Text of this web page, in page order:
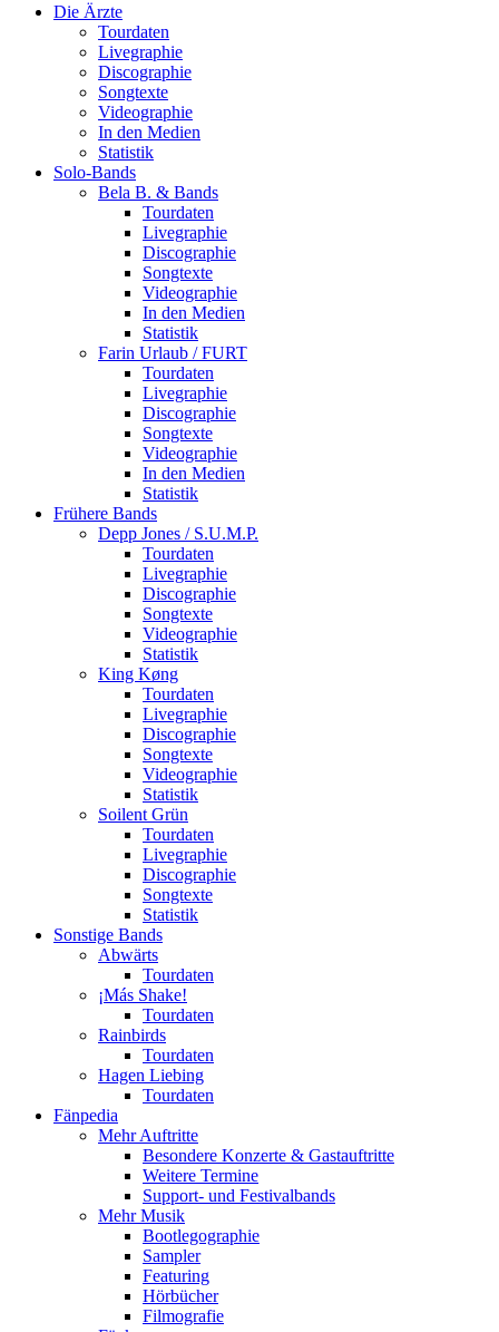
Die Ärzte
Tourdaten
Livegraphie
Discographie
Songtexte
Videographie
In den Medien
Statistik
Solo-Bands
Bela B. & Bands
Tourdaten
Livegraphie
Discographie
Songtexte
Videographie
In den Medien
Statistik
Farin Urlaub / FURT
Tourdaten
Livegraphie
Discographie
Songtexte
Videographie
In den Medien
Statistik
Frühere Bands
Depp Jones / S.U.M.P.
Tourdaten
Livegraphie
Discographie
Songtexte
Videographie
Statistik
King Køng
Tourdaten
Livegraphie
Discographie
Songtexte
Videographie
Statistik
Soilent Grün
Tourdaten
Livegraphie
Discographie
Songtexte
Statistik
Sonstige Bands
Abwärts
Tourdaten
¡Más Shake!
Tourdaten
Rainbirds
Tourdaten
Hagen Liebing
Tourdaten
Fänpedia
Mehr Auftritte
Besondere Konzerte & Gastauftritte
Weitere Termine
Support- und Festivalbands
Mehr Musik
Bootlegographie
Sampler
Featuring
Hörbücher
Filmografie